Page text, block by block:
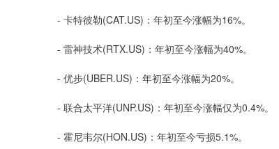
- 卡特彼勒(CAT.US)：年初至今涨幅为16%。
- 雷神技术(RTX.US)：年初至今涨幅为40%。
- 优步(UBER.US)：年初至今涨幅为20%。
- 联合太平洋(UNP.US)：年初至今涨幅仅为0.4%。
- 霍尼韦尔(HON.US)：年初至今亏损5.1%。